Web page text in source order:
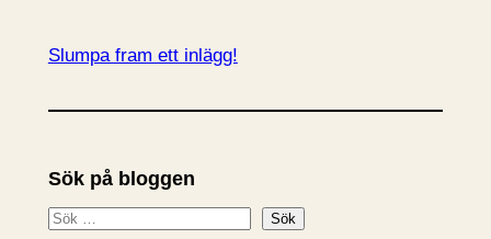
Slumpa fram ett inlägg!
Sök på bloggen
S
Sök